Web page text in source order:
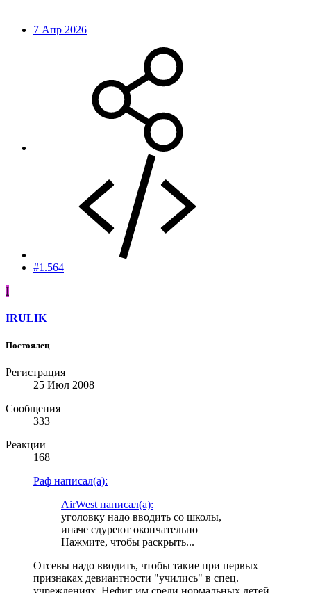
7 Апр 2026
#1.564
I
IRULIK
Постоялец
Регистрация
25 Июл 2008
Сообщения
333
Реакции
168
Раф написал(а):
AirWest написал(а):
уголовку надо вводить со школы,
иначе сдуреют окончательно
Нажмите, чтобы раскрыть...
Отсевы надо вводить, чтобы такие при первых
признаках девиантности "учились" в спец.